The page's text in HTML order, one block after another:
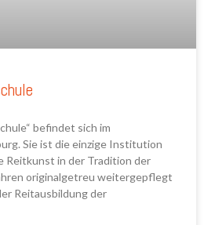
befindet sich im
Sie ist die einzige Institution
Reitkunst in der Tradition der
originalgetreu weitergepflegt
Reitausbildung der